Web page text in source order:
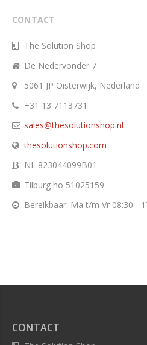
CONTACT
The Solution Shop
De Nedervonder 7
5061 JP Oisterwijk, Nederland
+31 13 7113731
sales@thesolutionshop.nl
thesolutionshop.com
NL 823044099B01
Tilburg no 51025159
Bereikbaar: Ma t/m Vr 08:30 -
CONTACT